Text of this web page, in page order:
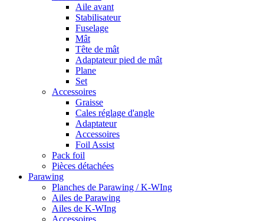
Aile avant
Stabilisateur
Fuselage
Mât
Tête de mât
Adaptateur pied de mât
Plane
Set
Accessoires
Graisse
Cales réglage d'angle
Adaptateur
Accessoires
Foil Assist
Pack foil
Pièces détachées
Parawing
Planches de Parawing / K-WIng
Ailes de Parawing
Ailes de K-WIng
Accessoires